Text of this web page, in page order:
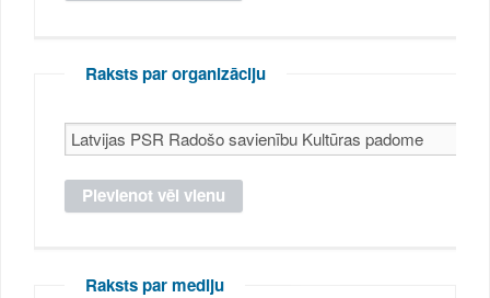
Raksts par organizāciju
Raksts par mediju